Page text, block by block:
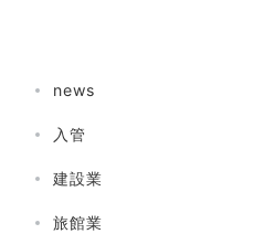
news
入管
建設業
旅館業